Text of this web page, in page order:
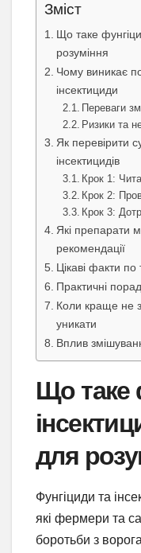
Зміст
Що таке
розуміння
Чому виникає
інсектициди
Переваги
Ризики та
Як перевірити
інсектицидів
Крок 1:
Крок 2:
Крок 3:
Які препарати
рекомендації
Цікаві факти по
Практичні
Коли краще не
уникати
Вплив
Що таке
для
Фунгіциди та
які фермери та
боротьби з